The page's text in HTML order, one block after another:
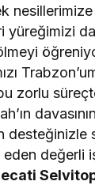
yüreğimizi
zorlu
desteğinizle
eden değerli